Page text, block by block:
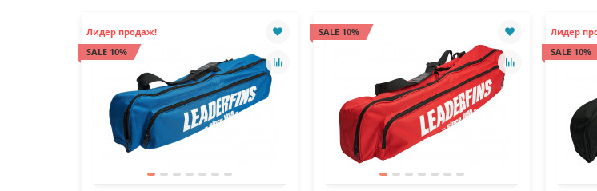
Лидер продаж!
SALE 10%
SALE 10%
Лидер
SALE 10%